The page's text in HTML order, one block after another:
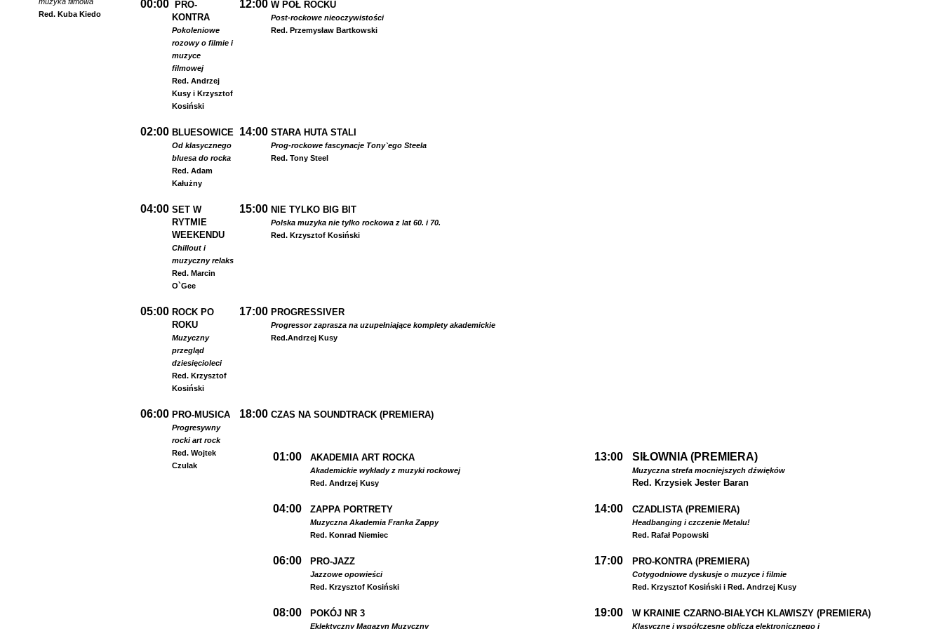
Red. Kuba Kiedo
00:00
PRO-
KONTRA
Pokoleniowe
rozowy o filmie i
muzyce
filmowej
Red. Andrzej
Kusy i Krzysztof
Kosiński
12:00 W PÓŁ ROCKU
Post-rockowe nieoczywistości
Red. Przemysław Bartkowski
02:00 BLUESOWICE
Od klasycznego
bluesa do rocka
Red. Adam
Kałużny
14:00 STARA HUTA STALI
Prog-rockowe fascynacje Tony`ego Steela
Red. Tony Steel
04:00 SET W
RYTMIE
WEEKENDU
Chillout i
muzyczny relaks
Red. Marcin
O`Gee
15:00 NIE TYLKO BIG BIT
Polska muzyka nie tylko rockowa z lat 60. i 70.
Red. Krzysztof Kosiński
05:00 ROCK PO
ROKU
Muzyczny
przegląd
dziesięcioleci
Red. Krzysztof
Kosiński
17:00 PROGRESSIVER
Progressor zaprasza na uzupełniające komplety akademickie
Red.Andrzej Kusy
06:00 PRO-MUSICA
Progresywny
rocki art rock
Red. Wojtek
Czulak
18:00 CZAS NA SOUNDTRACK (PREMIERA)
01:00 AKADEMIA ART ROCKA
Akademickie wykłady z muzyki rockowej
Red. Andrzej Kusy
13:00 SIŁOWNIA (PREMIERA)
Muzyczna strefa mocniejszych dźwięków
Red. Krzysiek Jester Baran
04:00 ZAPPA PORTRETY
Muzyczna Akademia Franka Zappy
Red. Konrad Niemiec
14:00 CZADLISTA (PREMIERA)
Headbanging i czczenie Metalu!
Red. Rafał Popowski
06:00 PRO-JAZZ
Jazzowe opowieści
Red. Krzysztof Kosiński
17:00 PRO-KONTRA (PREMIERA)
Cotygodniowe dyskusje o muzyce i filmie
Red. Krzysztof Kosiński i Red. Andrzej Kusy
08:00 POKÓJ NR 3
Eklektyczny Magazyn Muzyczny
19:00 W KRAINIE CZARNO-BIAŁYCH KLAWISZY (PREMIERA)
Klasyczne i współczesne oblicza elektronicznego i